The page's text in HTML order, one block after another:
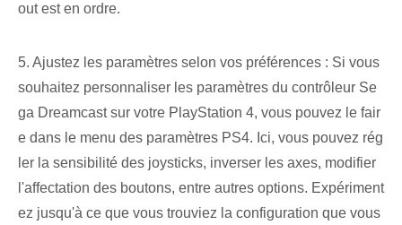
out est en ordre.
5. Ajustez les paramètres selon vos préférences : Si vous
souhaitez personnaliser les paramètres du contrôleur Se
ga Dreamcast sur votre PlayStation 4, vous pouvez le fair
e dans le menu des paramètres PS4. Ici, vous pouvez rég
ler la sensibilité des joysticks, inverser les axes, modifier
l'affectation des boutons, entre autres options. Expériment
ez jusqu'à ce que vous trouviez la configuration que vous